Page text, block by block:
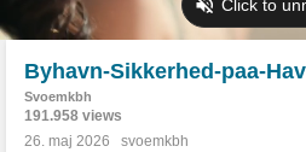
Byhavn-Sikkerhed-paa-
Svoemkbh
191.958 views
26. maj 2026
svoemkbh